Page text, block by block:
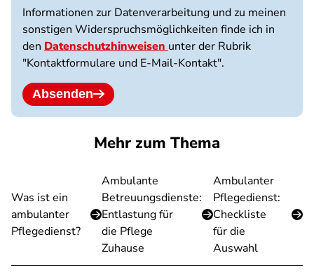
Informationen zur Datenverarbeitung und zu meinen
sonstigen Widerspruchsmöglichkeiten finde ich in
den Datenschutzhinweisen unter der Rubrik
"Kontaktformulare und E-Mail-Kontakt".
Absenden
Mehr zum Thema
Was ist ein
ambulanter
Pflegedienst?
Ambulante
Betreuungsdienste:
Entlastung für
die Pflege
Zuhause
Ambulanter
Pflegedienst:
Checkliste
für die
Auswahl